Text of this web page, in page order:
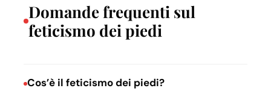
Domande frequenti sul
feticismo dei piedi
Cos’è il feticismo dei piedi?